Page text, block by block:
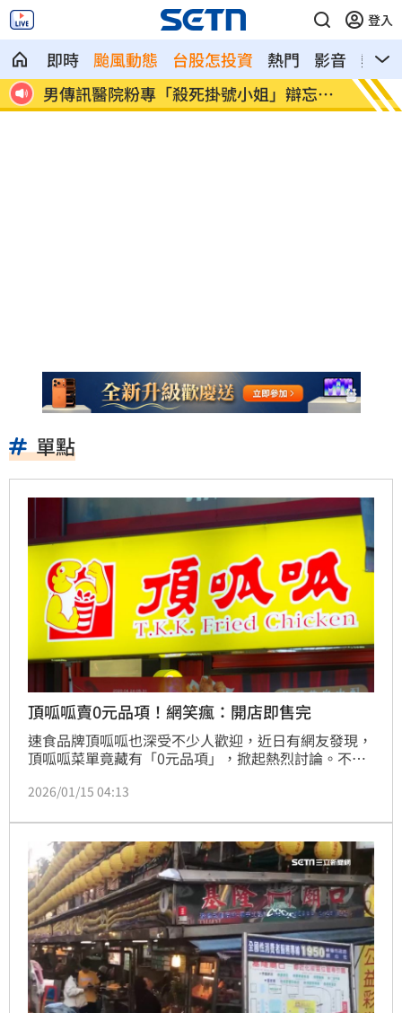
登入
即時 颱風動態 台股怎投資 熱門 影音
熱搜
吃
晚飯煮太慢！婦遭小叔斬首 頭掛樹上示警 消失
單點
頂呱呱賣0元品項！網笑瘋：開店即售完
速食品牌頂呱呱也深受不少人歡迎，近日有網友發現，
頂呱呱菜單竟藏有「0元品項」，掀起熱烈討論。不少
2026/01/15 04:13